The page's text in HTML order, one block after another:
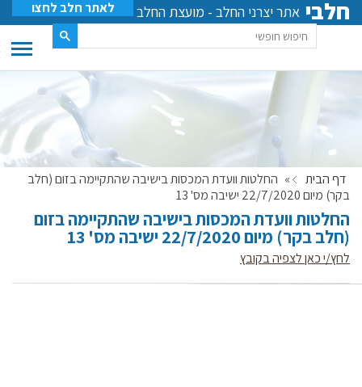
חלבי אתר יצרני החלב - מועצת החלב לאתר חלב לחצו
דף הבית » החלטות וועדת המכסות בישיבה שהתקיימה בזום (חלב
בקר) מיום 22/7/2020 ישיבה מס' 13
החלטות וועדת המכסות בישיבה שהתקיימה בזום
(חלב בקר) מיום 22/7/2020 ישיבה מס' 13
לחץ/י כאן לצפיה בקובץ